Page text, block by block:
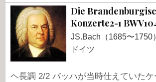
Die
Konzerte2-1
JS.Bach（1685〜1750）
ドイツ
ヘ長調 2/2 バッハが当時仕えていたケ